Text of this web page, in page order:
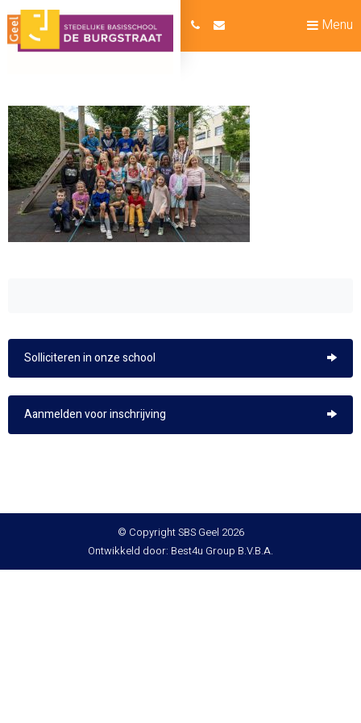
Menu
Solliciteren in onze school
Aanmelden voor inschrijving
© Copyright SBS Geel 2026
Ontwikkeld door: Best4u Group B.V.B.A.